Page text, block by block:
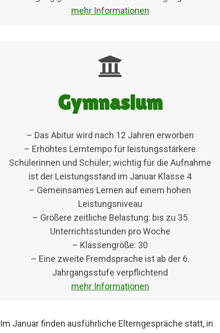
mehr Informationen
Gymnasium
– Das Abitur wird nach 12 Jahren erworben
– Erhöhtes Lerntempo für leistungsstärkere
Schülerinnen und Schüler; wichtig für die Aufnahme
ist der Leistungsstand im Januar Klasse 4
– Gemeinsames Lernen auf einem hohen
Leistungsniveau
– Größere zeitliche Belastung: bis zu 35
Unterrichtsstunden pro Woche
– Klassengröße: 30
– Eine zweite Fremdsprache ist ab der 6.
Jahrgangsstufe verpflichtend
mehr Informationen
Im Januar finden ausführliche Elterngespräche statt, in